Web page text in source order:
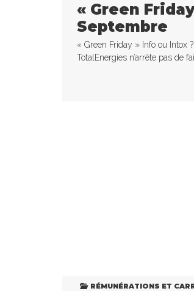
« Green
Septembre
« Green Friday » Info ou Intox
TotalEnergies n’arrête pas de
RÉMUNÉRATIONS ET